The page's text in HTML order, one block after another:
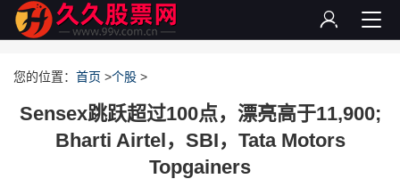
您的位置： 首页 >个股 >
Sensex跳跃超过100点，漂亮高于11,900;
Bharti Airtel，SBI，Tata Motors
Topgainers